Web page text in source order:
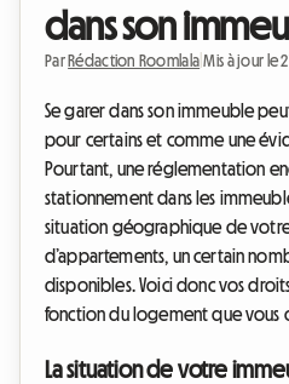
dans son
Par Rédaction Roomlala |Mis à jour le
Se garer dans son immeuble
pour certains et comme une
Pourtant, une réglementation
stationnement dans les
situation géographique de
d’appartements, un certain
disponibles. Voici donc vos
fonction du logement que vous
La situation de votre